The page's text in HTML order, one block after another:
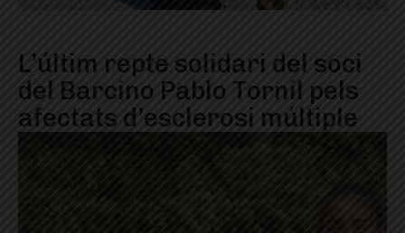
L’últim repte solidari del soci
del Barcino Pablo Tornil pels
afectats d’esclerosi múltiple